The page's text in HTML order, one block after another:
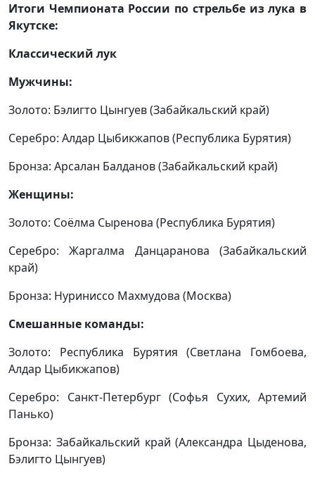
Итоги Чемпионата России по стрельбе из лука в
Якутске:
Классический лук
Мужчины:
Золото: Бэлигто Цынгуев (Забайкальский край)
Серебро: Алдар Цыбикжапов (Республика Бурятия)
Бронза: Арсалан Балданов (Забайкальский край)
Женщины:
Золото: Соёлма Сыренова (Республика Бурятия)
Серебро: Жаргалма Данцаранова (Забайкальский
край)
Бронза: Нуриниссо Махмудова (Москва)
Смешанные команды:
Золото: Республика Бурятия (Светлана Гомбоева,
Алдар Цыбикжапов)
Серебро: Санкт-Петербург (Софья Сухих, Артемий
Панько)
Бронза: Забайкальский край (Александра Цыденова,
Бэлигто Цынгуев)